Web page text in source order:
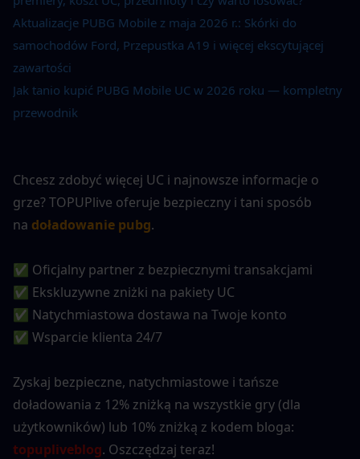
Aktualizacje PUBG Mobile z maja 2026 r.: Skórki do
samochodów Ford, Przepustka A19 i więcej ekscytującej
zawartości
Jak tanio kupić PUBG Mobile UC w 2026 roku — kompletny
przewodnik
Chcesz zdobyć więcej UC i najnowsze informacje o
grze? TOPUPlive oferuje bezpieczny i tani sposób
na doładowanie pubg.
✅ Oficjalny partner z bezpiecznymi transakcjami
✅ Ekskluzywne zniżki na pakiety UC
✅ Natychmiastowa dostawa na Twoje konto
✅ Wsparcie klienta 24/7
Zyskaj bezpieczne, natychmiastowe i tańsze
doładowania z 12% zniżką na wszystkie gry (dla
topupliveblog. Oszczędzaj teraz!